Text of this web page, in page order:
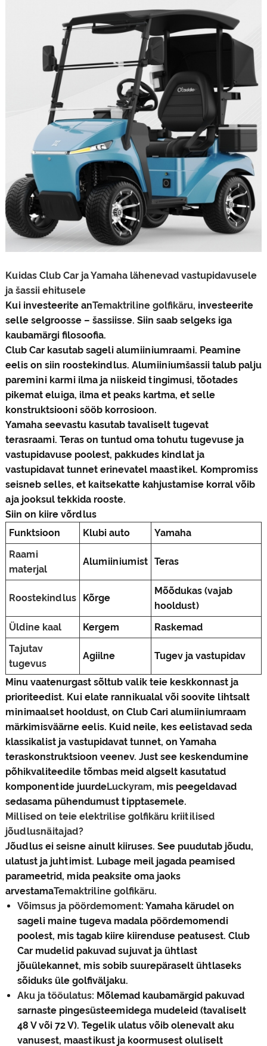
Kuidas Club Car ja Yamaha lähenevad vastupidavusele
ja šassii ehitusele
Kui investeerite anTemaktriline golfikäru, investeerite
selle selgroosse – šassiisse. Siin saab selgeks iga
kaubamärgi filosoofia.
Club Car kasutab sageli alumiiniumraami. Peamine
eelis on siin roostekindlus. Alumiiniumšassii talub palju
paremini karmi ilma ja niiskeid tingimusi, tõotades
pikemat eluiga, ilma et peaks kartma, et selle
konstruktsiooni sööb korrosioon.
Yamaha seevastu kasutab tavaliselt tugevat
terasraami. Teras on tuntud oma tohutu tugevuse ja
vastupidavuse poolest, pakkudes kindlat ja
vastupidavat tunnet erinevatel maastikel. Kompromiss
seisneb selles, et kaitsekatte kahjustamise korral võib
aja jooksul tekkida rooste.
Siin on kiire võrdlus
Funktsioon
Klubi auto
Yamaha
Raami
materjal
Alumiiniumist Teras
Roostekindlus Kõrge
Mõõdukas (vajab
hooldust)
Üldine kaal
Kergem
Raskemad
Tajutav
tugevus
Agiilne Tugev ja vastupidav
Minu vaatenurgast sõltub valik teie keskkonnast ja
prioriteedist. Kui elate rannikualal või soovite lihtsalt
minimaalset hooldust, on Club Cari alumiiniumraam
märkimisväärne eelis. Kuid neile, kes eelistavad seda
klassikalist ja vastupidavat tunnet, on Yamaha
teraskonstruktsioon veenev. Just see keskendumine
põhikvaliteedile tõmbas meid algselt kasutatud
komponentide juurdeLuckyram, mis peegeldavad
sedasama pühendumust tipptasemele.
Millised on teie elektrilise golfikäru kriitilised
jõudlusnäitajad?
Jõudlus ei seisne ainult kiiruses. See puudutab jõudu,
ulatust ja juhtimist. Lubage meil jagada peamised
parameetrid, mida peaksite oma jaoks
arvestamaTemaktriline golfikäru.
Võimsus ja pöördemoment: Yamaha kärudel on
sageli maine tugeva madala pöördemomendi
poolest, mis tagab kiire kiirenduse peatusest. Club
Car mudelid pakuvad sujuvat ja ühtlast
jõuülekannet, mis sobib suurepäraselt ühtlaseks
sõiduks üle golfiväljaku.
Aku ja tööulatus: Mõlemad kaubamärgid pakuvad
sarnaste pingesüsteemidega mudeleid (tavaliselt
48 V või 72 V). Tegelik ulatus võib olenevalt aku
vanusest, maastikust ja koormusest oluliselt